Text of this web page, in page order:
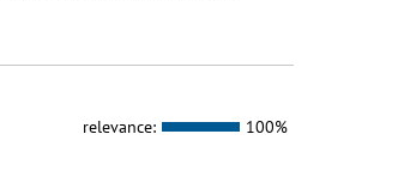
relevance: 100%